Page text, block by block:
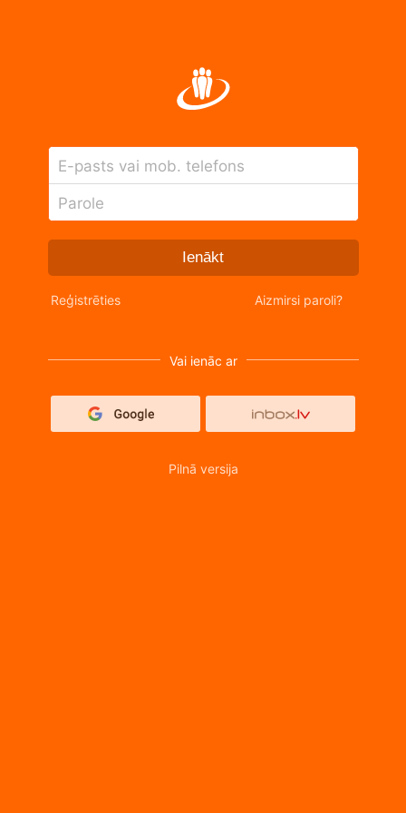
E-pasts vai mob. telefons
Parole
Ienākt
Reģistrēties Aizmirsi paroli?
Vai ienāc ar
Pilnā versija